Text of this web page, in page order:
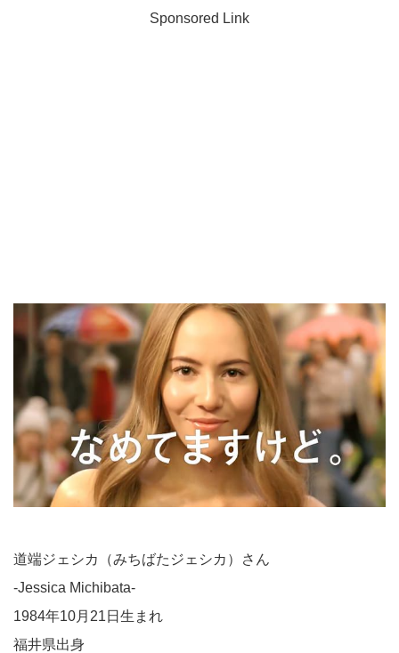
Sponsored Link
道端ジェシカ（みちばたジェシカ）さん
-Jessica Michibata-
1984年10月21日生まれ
福井県出身